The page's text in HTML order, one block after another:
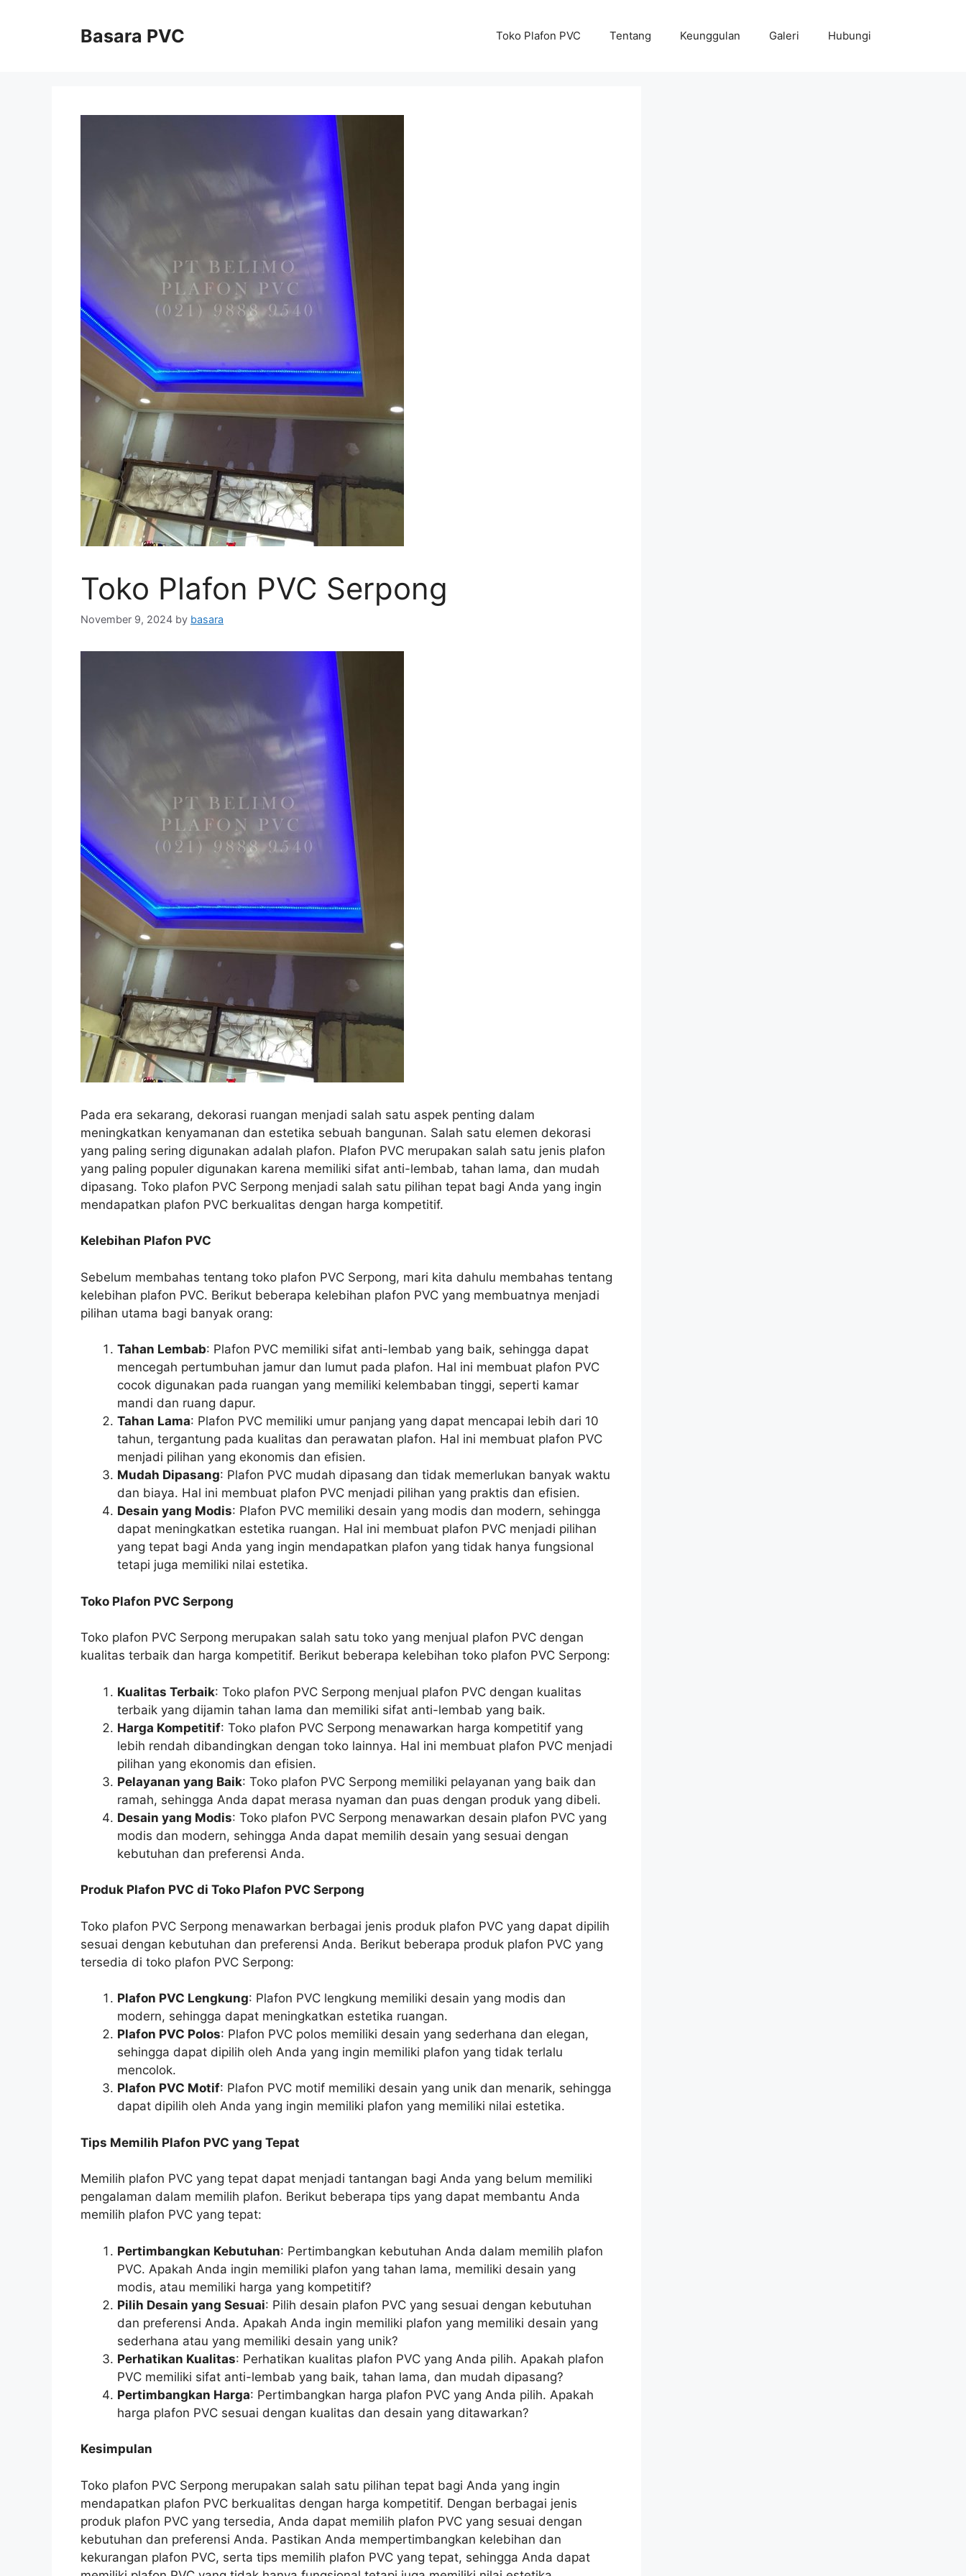
Basara PVC Toko Plafon PVC Tentang Keunggulan Galeri Hubungi
Toko Plafon PVC Serpong
November 9, 2024 by basara
Pada era sekarang, dekorasi ruangan menjadi salah satu aspek penting dalam
meningkatkan kenyamanan dan estetika sebuah bangunan. Salah satu elemen dekorasi
yang paling sering digunakan adalah plafon. Plafon PVC merupakan salah satu jenis plafon
yang paling populer digunakan karena memiliki sifat anti-lembab, tahan lama, dan mudah
dipasang. Toko plafon PVC Serpong menjadi salah satu pilihan tepat bagi Anda yang ingin
mendapatkan plafon PVC berkualitas dengan harga kompetitif.
Kelebihan Plafon PVC
Sebelum membahas tentang toko plafon PVC Serpong, mari kita dahulu membahas tentang
kelebihan plafon PVC. Berikut beberapa kelebihan plafon PVC yang membuatnya menjadi
pilihan utama bagi banyak orang:
Tahan Lembab: Plafon PVC memiliki sifat anti-lembab yang baik, sehingga dapat
mencegah pertumbuhan jamur dan lumut pada plafon. Hal ini membuat plafon PVC
cocok digunakan pada ruangan yang memiliki kelembaban tinggi, seperti kamar
mandi dan ruang dapur.
Tahan Lama: Plafon PVC memiliki umur panjang yang dapat mencapai lebih dari 10
tahun, tergantung pada kualitas dan perawatan plafon. Hal ini membuat plafon PVC
menjadi pilihan yang ekonomis dan efisien.
Mudah Dipasang: Plafon PVC mudah dipasang dan tidak memerlukan banyak waktu
dan biaya. Hal ini membuat plafon PVC menjadi pilihan yang praktis dan efisien.
Desain yang Modis: Plafon PVC memiliki desain yang modis dan modern, sehingga
dapat meningkatkan estetika ruangan. Hal ini membuat plafon PVC menjadi pilihan
yang tepat bagi Anda yang ingin mendapatkan plafon yang tidak hanya fungsional
tetapi juga memiliki nilai estetika.
Toko Plafon PVC Serpong
Toko plafon PVC Serpong merupakan salah satu toko yang menjual plafon PVC dengan
kualitas terbaik dan harga kompetitif. Berikut beberapa kelebihan toko plafon PVC Serpong:
Kualitas Terbaik: Toko plafon PVC Serpong menjual plafon PVC dengan kualitas
terbaik yang dijamin tahan lama dan memiliki sifat anti-lembab yang baik.
Harga Kompetitif: Toko plafon PVC Serpong menawarkan harga kompetitif yang
lebih rendah dibandingkan dengan toko lainnya. Hal ini membuat plafon PVC menjadi
pilihan yang ekonomis dan efisien.
Pelayanan yang Baik: Toko plafon PVC Serpong memiliki pelayanan yang baik dan
ramah, sehingga Anda dapat merasa nyaman dan puas dengan produk yang dibeli.
Desain yang Modis: Toko plafon PVC Serpong menawarkan desain plafon PVC yang
modis dan modern, sehingga Anda dapat memilih desain yang sesuai dengan
kebutuhan dan preferensi Anda.
Produk Plafon PVC di Toko Plafon PVC Serpong
Toko plafon PVC Serpong menawarkan berbagai jenis produk plafon PVC yang dapat dipilih
sesuai dengan kebutuhan dan preferensi Anda. Berikut beberapa produk plafon PVC yang
tersedia di toko plafon PVC Serpong:
Plafon PVC Lengkung: Plafon PVC lengkung memiliki desain yang modis dan
modern, sehingga dapat meningkatkan estetika ruangan.
Plafon PVC Polos: Plafon PVC polos memiliki desain yang sederhana dan elegan,
sehingga dapat dipilih oleh Anda yang ingin memiliki plafon yang tidak terlalu
mencolok.
Plafon PVC Motif: Plafon PVC motif memiliki desain yang unik dan menarik, sehingga
dapat dipilih oleh Anda yang ingin memiliki plafon yang memiliki nilai estetika.
Tips Memilih Plafon PVC yang Tepat
Memilih plafon PVC yang tepat dapat menjadi tantangan bagi Anda yang belum memiliki
pengalaman dalam memilih plafon. Berikut beberapa tips yang dapat membantu Anda
memilih plafon PVC yang tepat:
Pertimbangkan Kebutuhan: Pertimbangkan kebutuhan Anda dalam memilih plafon
PVC. Apakah Anda ingin memiliki plafon yang tahan lama, memiliki desain yang
modis, atau memiliki harga yang kompetitif?
Pilih Desain yang Sesuai: Pilih desain plafon PVC yang sesuai dengan kebutuhan
dan preferensi Anda. Apakah Anda ingin memiliki plafon yang memiliki desain yang
sederhana atau yang memiliki desain yang unik?
Perhatikan Kualitas: Perhatikan kualitas plafon PVC yang Anda pilih. Apakah plafon
PVC memiliki sifat anti-lembab yang baik, tahan lama, dan mudah dipasang?
Pertimbangkan Harga: Pertimbangkan harga plafon PVC yang Anda pilih. Apakah
harga plafon PVC sesuai dengan kualitas dan desain yang ditawarkan?
Kesimpulan
Toko plafon PVC Serpong merupakan salah satu pilihan tepat bagi Anda yang ingin
mendapatkan plafon PVC berkualitas dengan harga kompetitif. Dengan berbagai jenis
produk plafon PVC yang tersedia, Anda dapat memilih plafon PVC yang sesuai dengan
kebutuhan dan preferensi Anda. Pastikan Anda mempertimbangkan kelebihan dan
kekurangan plafon PVC, serta tips memilih plafon PVC yang tepat, sehingga Anda dapat